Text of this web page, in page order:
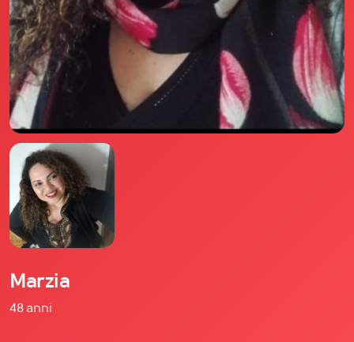
Domande Frequenti
Impegno Sociale
Le nostre sedi
Facebook
YouTube
Instagram
TikTok
Marzia
48 anni